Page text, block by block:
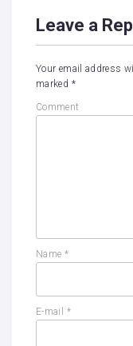
Leave a
Your email address
marked *
Comment
Name *
E-mail *